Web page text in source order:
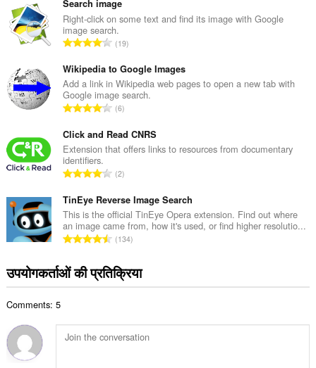
ग
की
कु
ल
ख्या
:
Search image
Right-click on some text and find its image with Google
image search.
रे
ग
की
कु
ल
ख्या
:
19
Wikipedia to Google Images
Add a link in Wikipedia web pages to open a new tab with
Google image search.
रे
ग
की
ल
ख्या
:
6
Click and Read CNRS
Extension that offers links to resources from documentary
identifiers.
रे
ग
की
कु
ल
ख्या
:
2
TinEye Reverse Image Search
This is the official TinEye Opera extension. Find out where
an image came from, how it's used, or find higher resolutio...
रे
ग
की
सं
ख्या
134
उपयोगकर्ताओं की प्रतिक्रिया
Comments: 5